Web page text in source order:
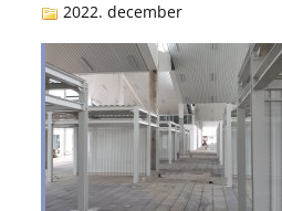
2022. december